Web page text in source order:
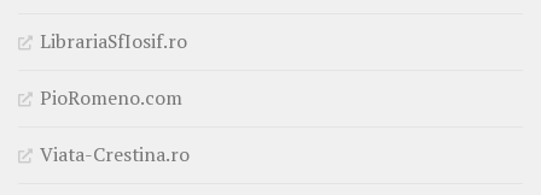
LibrariaSfIosif.ro
PioRomeno.com
Viata-Crestina.ro